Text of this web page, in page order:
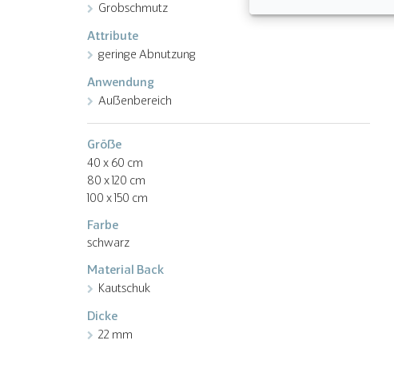
Grobschmutz
Attribute
geringe Abnutzung
Anwendung
Außenbereich
Größe
40 x 60 cm
80 x 120 cm
100 x 150 cm
Farbe
schwarz
Material Back
Kautschuk
Dicke
22 mm